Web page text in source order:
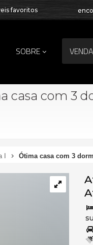
favoritos
SOBRE
casa com 3
Ótima casa com 3